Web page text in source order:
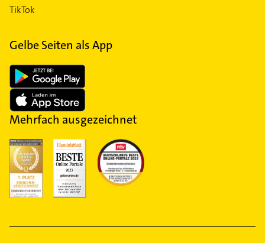
TikTok
Gelbe Seiten als App
Mehrfach ausgezeichnet